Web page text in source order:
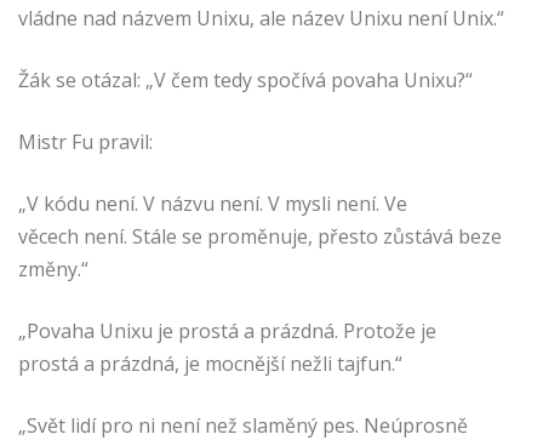
vládne nad názvem Unixu, ale název Unixu není Unix.“
Žák se otázal: „V čem tedy spočívá povaha Unixu?“
Mistr Fu pravil:
„V kódu není. V názvu není. V mysli není. Ve
věcech není. Stále se proměnuje, přesto zůstává beze
změny.“
„Povaha Unixu je prostá a prázdná. Protože je
prostá a prázdná, je mocnější nežli tajfun.“
„Svět lidí pro ni není než slaměný pes. Neúprosně